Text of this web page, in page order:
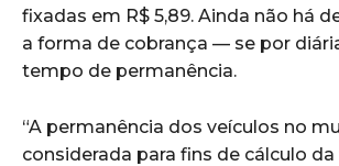
fixadas em R$ 5,89. Ainda não há
a forma de cobrança — se por
tempo de permanência.
“A permanência dos veículos no
considerada para fins de cálculo